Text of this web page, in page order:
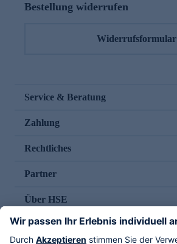
Bestellung widerrufen
Widerrufsformular
Service & Beratung
Zahlung
Rechtliches
Partner
Über HSE
Im TV